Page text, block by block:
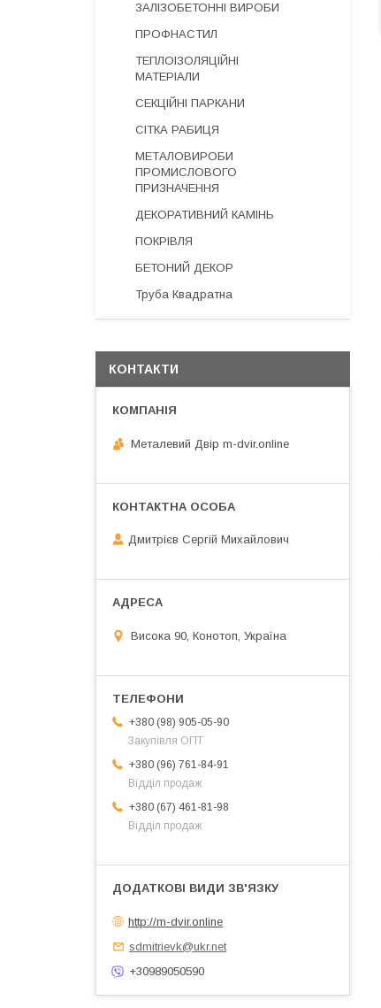
ЗАЛІЗОБЕТОННІ ВИРОБИ
ПРОФНАСТИЛ
ТЕПЛОІЗОЛЯЦІЙНІ
МАТЕРІАЛИ
СЕКЦІЙНІ ПАРКАНИ
СІТКА РАБИЦЯ
МЕТАЛОВИРОБИ
ПРОМИСЛОВОГО
ПРИЗНАЧЕННЯ
ДЕКОРАТИВНИЙ КАМІНЬ
ПОКРІВЛЯ
БЕТОНИЙ ДЕКОР
Труба Квадратна
КОНТАКТИ
Металевий Двір m-dvir.online
Дмитрієв Сергій Михайлович
Висока 90, Конотоп, Україна
+380 (98) 905-05-90
Закупівля ОПТ
+380 (96) 761-84-91
Відділ продаж
+380 (67) 461-81-98
Відділ продаж
http://m-dvir.online
sdmitrievk@ukr.net
+30989050590